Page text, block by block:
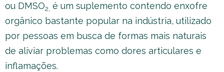
ou DMSO2, é um suplemento contendo enxofre
orgânico bastante popular na indústria, utilizado
por pessoas em busca de formas mais naturais
de aliviar problemas como dores articulares e
inflamações.